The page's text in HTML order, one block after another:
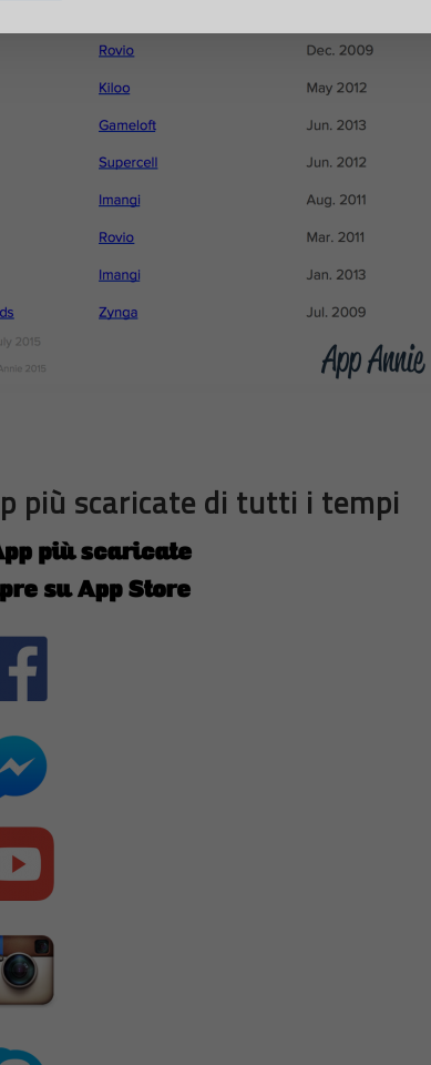
più scaricate di tutti i tempi